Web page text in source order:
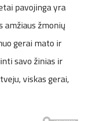
pavojinga yra
žmonių
gerai mato ir
savo žinias ir
viskas gerai,